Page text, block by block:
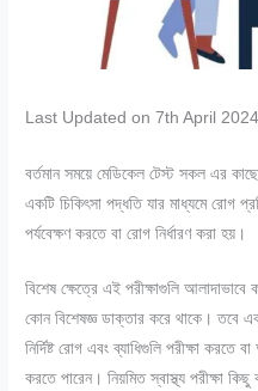
Last Updated on 7th April
বর্তমান সময়ে মেডিকেল টেস্ট সকল এর
একটি চিকিৎসা পদ্ধতি যার মাধ্যমে রোগ
পর্যবেক্ষণ করতে বা রোগ নির্ধারণ করা হয়।
বিশেষ ক্ষেত্রে এই পরীক্ষাগুলি আলাদাভাবে
কোন বিশেষজ্ঞ ডাক্তার করে থাকে। তবে
নির্দিষ্ট রোগ এবং ব্যাধিগুলি পরীক্ষা করতে
করতে পারেন। নিয়মিত স্বাস্থ্য পরীক্ষা